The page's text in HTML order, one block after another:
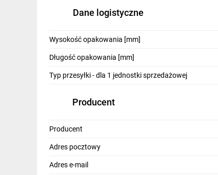
Wentylacja i rekuperacja
Dane logistyczne
Wysokość opakowania [mm]
Długość opakowania [mm]
Typ przesyłki - dla 1 jednostki sprzedażowej
Producent
Producent
Adres pocztowy
Adres e-mail